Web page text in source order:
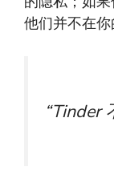
他们并不在
“Tinder